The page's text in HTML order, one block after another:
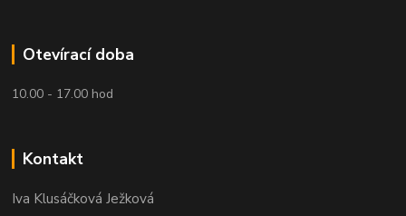
Otevírací doba
10.00 - 17.00 hod
Kontakt
Iva Klusáčková Ježková